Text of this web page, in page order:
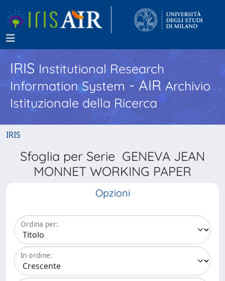
IRISInstitutional Research
Information System - AIR Archivio
Istituzionale della Ricerca
IRIS
Sfoglia per Serie GENEVA JEAN
MONNET WORKING PAPER
Opzioni
Ordina per:
In ordine: